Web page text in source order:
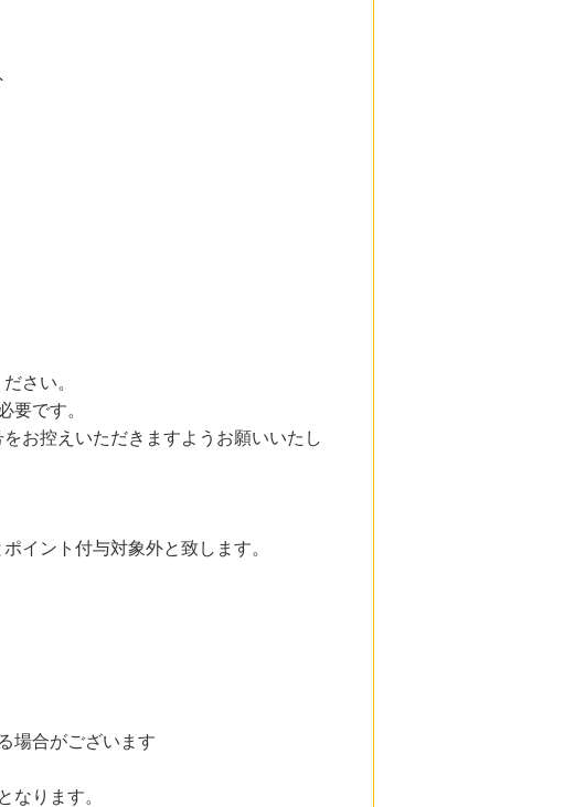
さい。
要です。
お控えいただきますようお願いいたし
イント付与対象外と致します。
場合がございます
なります。